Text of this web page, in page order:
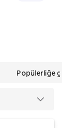
Popülerliğe